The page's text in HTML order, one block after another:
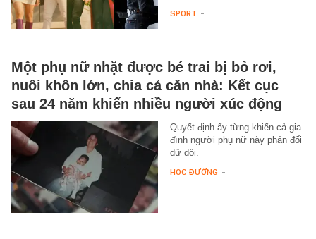
SPORT -
Một phụ nữ nhặt được bé trai bị bỏ rơi,
nuôi khôn lớn, chia cả căn nhà: Kết cục
sau 24 năm khiến nhiều người xúc động
Quyết định ấy từng khiến cả gia
đình người phụ nữ này phản đối
dữ dội.
HỌC ĐƯỜNG -